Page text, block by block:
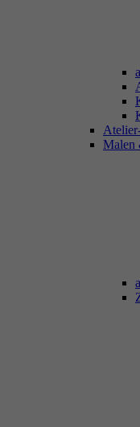
Malen